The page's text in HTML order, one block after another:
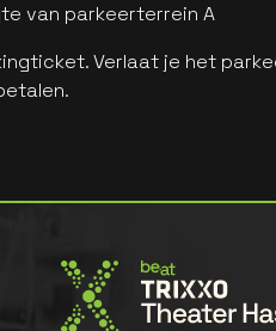
van parkeerterrein A
Verlaat je het